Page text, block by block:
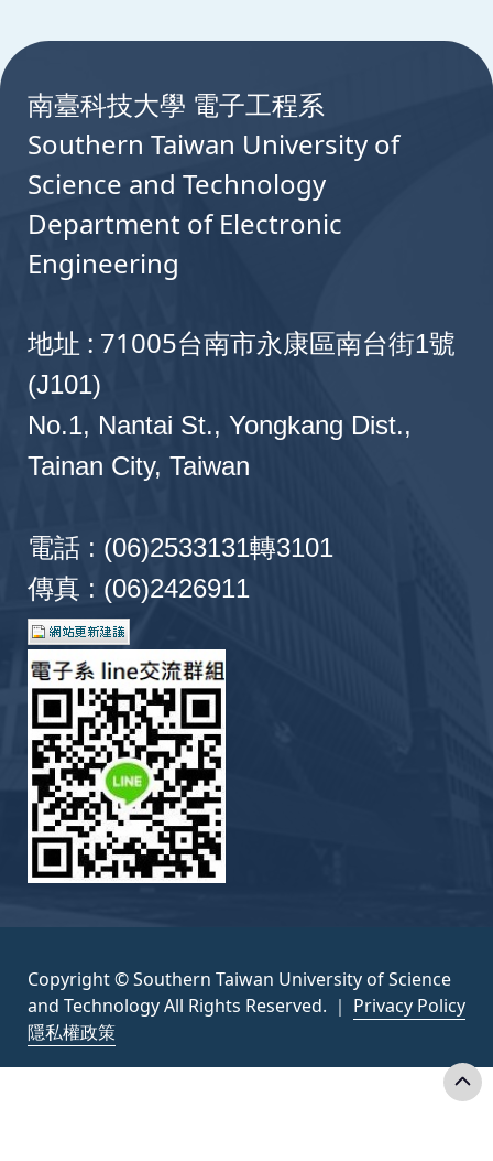
薛雲太、許育豪、李思賢、陳俐潔 | 2012 | 第七
屆智慧生活科技研討會(ILT 2012) 台中
南臺科技大學 電子工程系
Southern Taiwan University of
Science and Technology
Department of Electronic
Engineering
地址 : 71005台南市永康區南台街1號
(J101)
No.1, Nantai St., Yongkang Dist.,
Tainan City, Taiwan
電話 : (06)2533131轉3101
傳真 : (06)2426911
Copyright © Southern Taiwan University of Science
and Technology All Rights Reserved. ｜ Privacy Policy
隱私權政策